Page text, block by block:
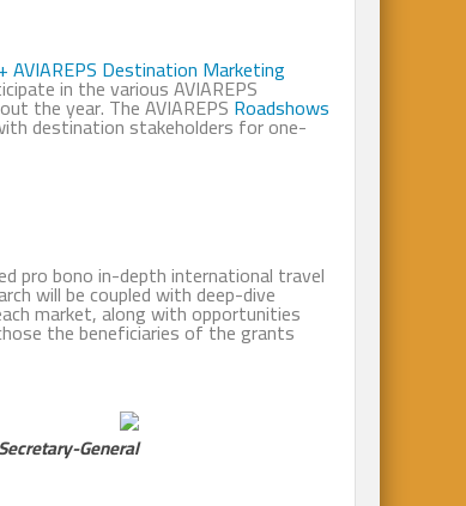
AVIAREPSDestination Marketing
in the various AVIAREPS
the year. The AVIAREPSRoadshows
destination stakeholders for one-
pro bono in-depth international travel
will be coupled with deep-dive
market, along with opportunities
the beneficiaries of the grants.
General